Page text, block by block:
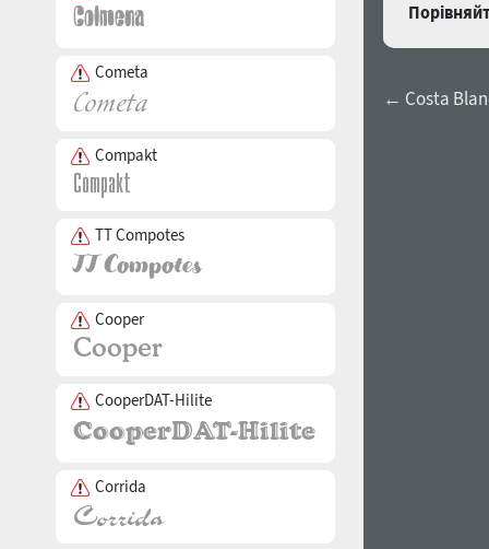
Cometa
Compakt
TT Compotes
Cooper
CooperDAT-Hilite
Corrida
← Costa